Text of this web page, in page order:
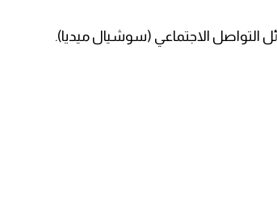
التواصل الاجتماعي (سوشيال ميديا).